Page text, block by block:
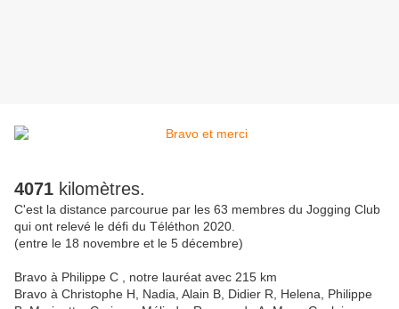
4071 kilomètres.
C'est la distance parcourue par les 63 membres du Jogging Club
qui ont relevé le défi du Téléthon 2020.
(entre le 18 novembre et le 5 décembre)
Bravo à Philippe C , notre lauréat avec 215 km
Bravo à Christophe H, Nadia, Alain B, Didier R, Helena, Philippe